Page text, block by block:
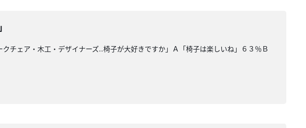
チェア・木工・デザイナーズ...椅子が大好きですか」Ａ「椅子は楽しいね」６３％Ｂ